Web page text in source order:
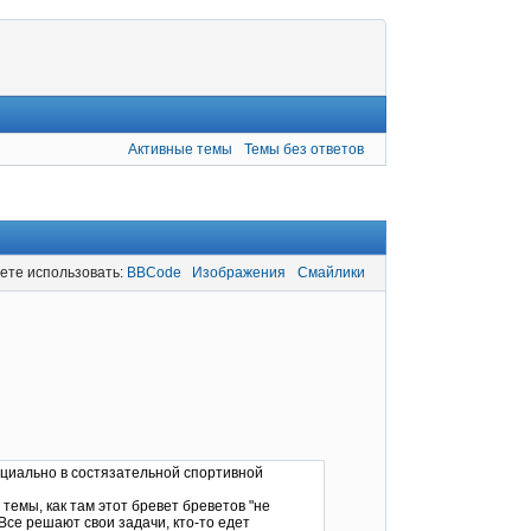
Активные темы Темы без ответов
использовать: BBCode Изображения Смайлики